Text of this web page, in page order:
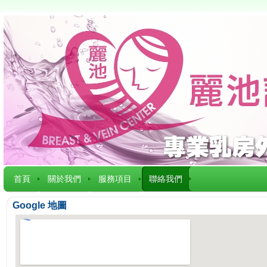
首頁 關於我們 服務項目 聯絡我們
Google 地圖